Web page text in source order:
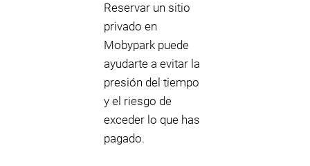
Reservar un sitio
privado en
Mobypark puede
ayudarte a evitar la
presión del tiempo
y el riesgo de
exceder lo que has
pagado.